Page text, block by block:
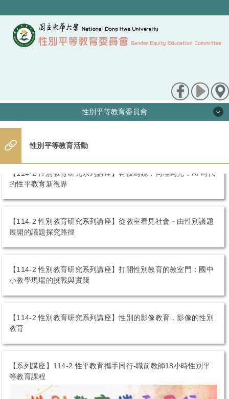
到
性別平等教育委員會
關於我們
性平法規
申訴/檢舉管道
性平影音資源
友善安全校園空間
性平好站導覽
性平教育情境測驗
性別平等教育活動
【114-2 性別教育研究系列講座】科技為鏡，同理為光：AI 時代
的性平教育新視界
【114-2 性別教育研究系列講座】從教室看見社會－由性別議題
展開的議題探究路徑
【114-2 性別教育研究系列講座】打開性別教育的教室門：國中
小教學現場的挑戰與實踐
【114-2 性別教育研究系列講座】性別的影像教育．影像的性別
教育
【系列講座】114-2 性平教育攜手同行-職前教師18小時性別平
等教育課程